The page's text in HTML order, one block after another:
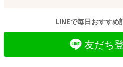
LINEで毎日おすすめ
友だち